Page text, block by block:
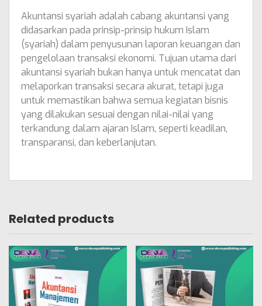
Akuntansi syariah adalah cabang akuntansi yang
didasarkan pada prinsip-prinsip hukum Islam
(syariah) dalam penyusunan laporan keuangan dan
pengelolaan transaksi ekonomi. Tujuan utama dari
akuntansi syariah bukan hanya untuk mencatat dan
melaporkan transaksi secara akurat, tetapi juga
untuk memastikan bahwa semua kegiatan bisnis
yang dilakukan sesuai dengan nilai-nilai yang
terkandung dalam ajaran Islam, seperti keadilan,
transparansi, dan keberlanjutan.
Related products